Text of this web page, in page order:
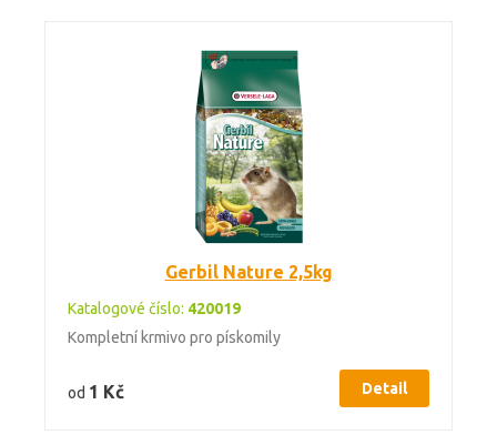
Gerbil Nature 2,5kg
Katalogové číslo: 420019
Kompletní krmivo pro pískomily
od 1 Kč Detail